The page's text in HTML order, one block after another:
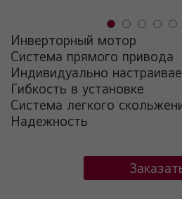
Инверторный мотор
Система прямого привода
Индивидуально
Гибкость в установке
Система легкого
Надежность